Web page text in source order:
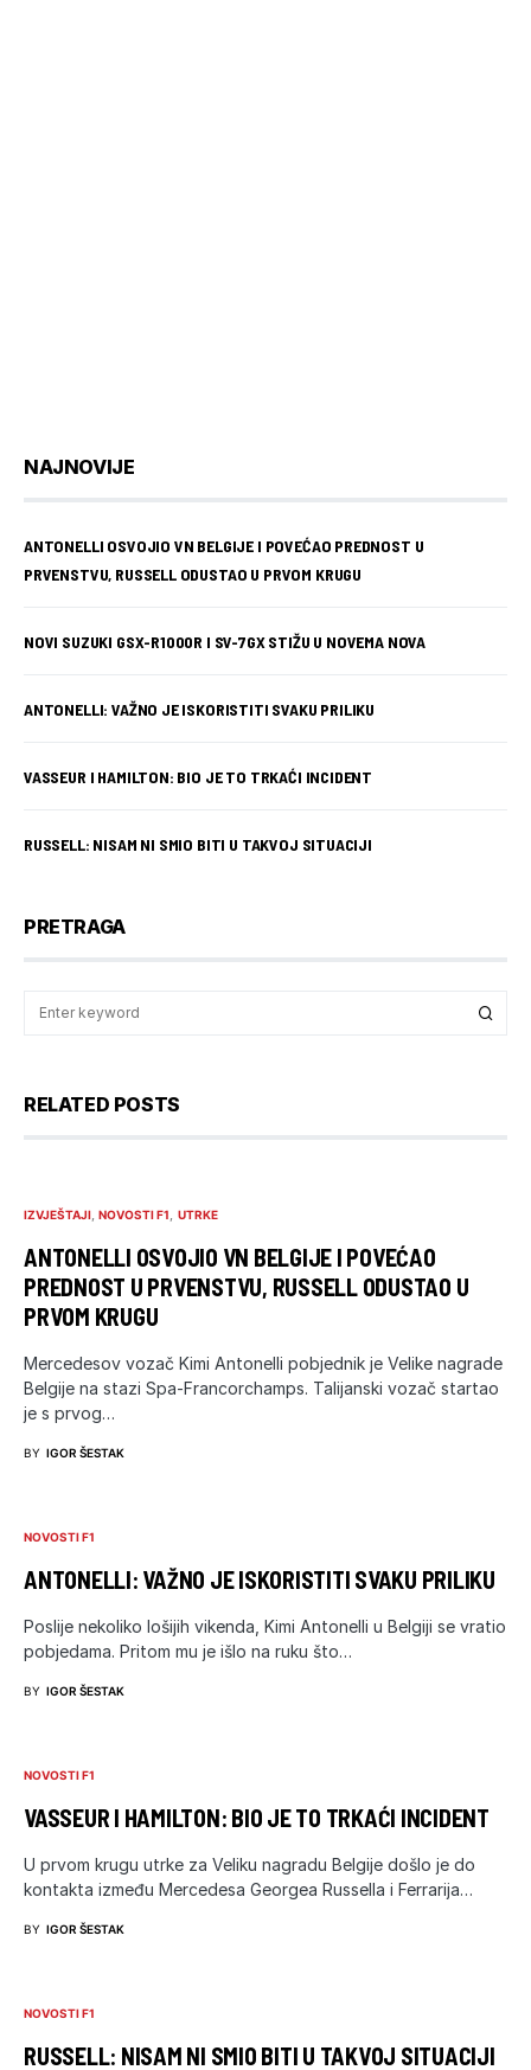
NAJNOVIJE
ANTONELLI OSVOJIO VN BELGIJE I POVEĆAO PREDNOST U
PRVENSTVU, RUSSELL ODUSTAO U PRVOM KRUGU
NOVI SUZUKI GSX-R1000R I SV-7GX STIŽU U NOVEMA NOVA
ANTONELLI: VAŽNO JE ISKORISTITI SVAKU PRILIKU
VASSEUR I HAMILTON: BIO JE TO TRKAĆI INCIDENT
RUSSELL: NISAM NI SMIO BITI U TAKVOJ SITUACIJI
PRETRAGA
RELATED POSTS
IZVJEŠTAJI NOVOSTI F1 UTRKE
ANTONELLI OSVOJIO VN BELGIJE I POVEĆAO
PREDNOST U PRVENSTVU, RUSSELL ODUSTAO U
PRVOM KRUGU
Mercedesov vozač Kimi Antonelli pobjednik je Velike nagrade
Belgije na stazi Spa-Francorchamps. Talijanski vozač startao
je s prvog…
BY IGOR ŠESTAK
NOVOSTI F1
ANTONELLI: VAŽNO JE ISKORISTITI SVAKU PRILIKU
Poslije nekoliko lošijih vikenda, Kimi Antonelli u Belgiji se vratio
pobjedama. Pritom mu je išlo na ruku što…
BY IGOR ŠESTAK
NOVOSTI F1
VASSEUR I HAMILTON: BIO JE TO TRKAĆI INCIDENT
U prvom krugu utrke za Veliku nagradu Belgije došlo je do
kontakta između Mercedesa Georgea Russella i Ferrarija…
BY IGOR ŠESTAK
NOVOSTI F1
RUSSELL: NISAM NI SMIO BITI U TAKVOJ SITUACIJI